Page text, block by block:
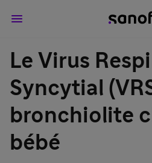
Le Virus
Syncytial
bronchiolite
bébé